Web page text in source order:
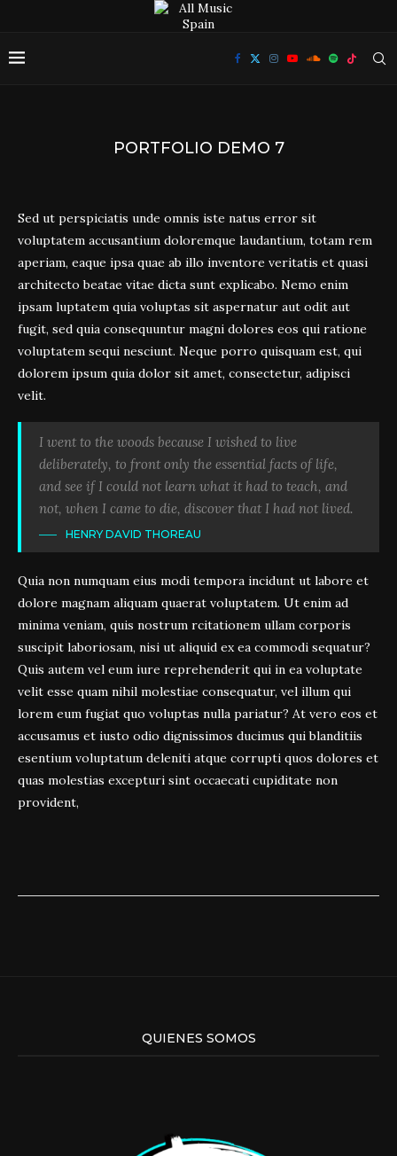
PORTFOLIO DEMO 7
Sed ut perspiciatis unde omnis iste natus error sit
voluptatem accusantium doloremque laudantium, totam rem
aperiam, eaque ipsa quae ab illo inventore veritatis et quasi
architecto beatae vitae dicta sunt explicabo. Nemo enim
ipsam luptatem quia voluptas sit aspernatur aut odit aut
fugit, sed quia consequuntur magni dolores eos qui ratione
voluptatem sequi nesciunt. Neque porro quisquam est, qui
dolorem ipsum quia dolor sit amet, consectetur, adipisci
velit.
I went to the woods because I wished to live
deliberately, to front only the essential facts of life,
and see if I could not learn what it had to teach, and
not, when I came to die, discover that I had not lived.
HENRY DAVID THOREAU
Quia non numquam eius modi tempora incidunt ut labore et
dolore magnam aliquam quaerat voluptatem. Ut enim ad
minima veniam, quis nostrum rcitationem ullam corporis
suscipit laboriosam, nisi ut aliquid ex ea commodi sequatur?
Quis autem vel eum iure reprehenderit qui in ea voluptate
velit esse quam nihil molestiae consequatur, vel illum qui
lorem eum fugiat quo voluptas nulla pariatur? At vero eos et
accusamus et iusto odio dignissimos ducimus qui blanditiis
esentium voluptatum deleniti atque corrupti quos dolores et
quas molestias excepturi sint occaecati cupiditate non
provident,
QUIENES SOMOS